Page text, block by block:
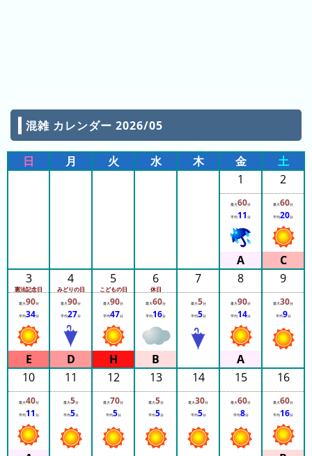
と)
待
時
待
ち
時
間
リ
ン
ク
ロ
ラ
ン
13:25
13:25
13:25
13:30
13:30
13:30
13:35
13:35
13:35
13:35
13:35
13:35
13:35
13:35
13:40
13:40
13:40
13:40
13:40
13:40
13:40
13:40
混雑 カレンダー 2026/05
日 月 火 水 木 金
土
1
最大60分
平均11 分
2
最大60分
平均20分
3
憲法記念日
最大90分
平均34分
4
みどりの日
最大90分
平均27分
5
こどもの日
最大90分
平均47分
6
休日
最大60分
平均16分
7
最大5分
平均5分
8
最大90分
平均14分
9
最大30分
平均9分
10
最大40分
平均11 分
11
最大5分
平均5分
12
最大70分
平均5分
13
最大5分
平均5分
14
最大30分
平均5分
15
最大60分
平均8分
16
最大60分
平均16分